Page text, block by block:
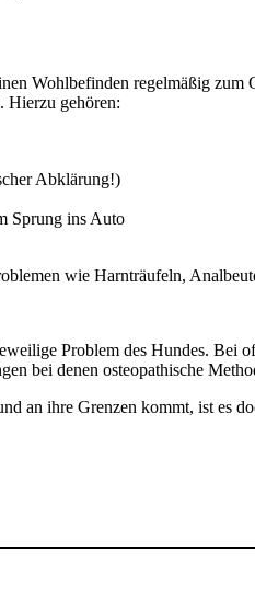
Wohlbefinden regelmäßig
Hierzu gehören:
Abklärung!)
Sprung ins Auto
wie Harnträufeln,
Problem des Hundes. Bei
bei denen osteopathische
an ihre Grenzen kommt, ist es